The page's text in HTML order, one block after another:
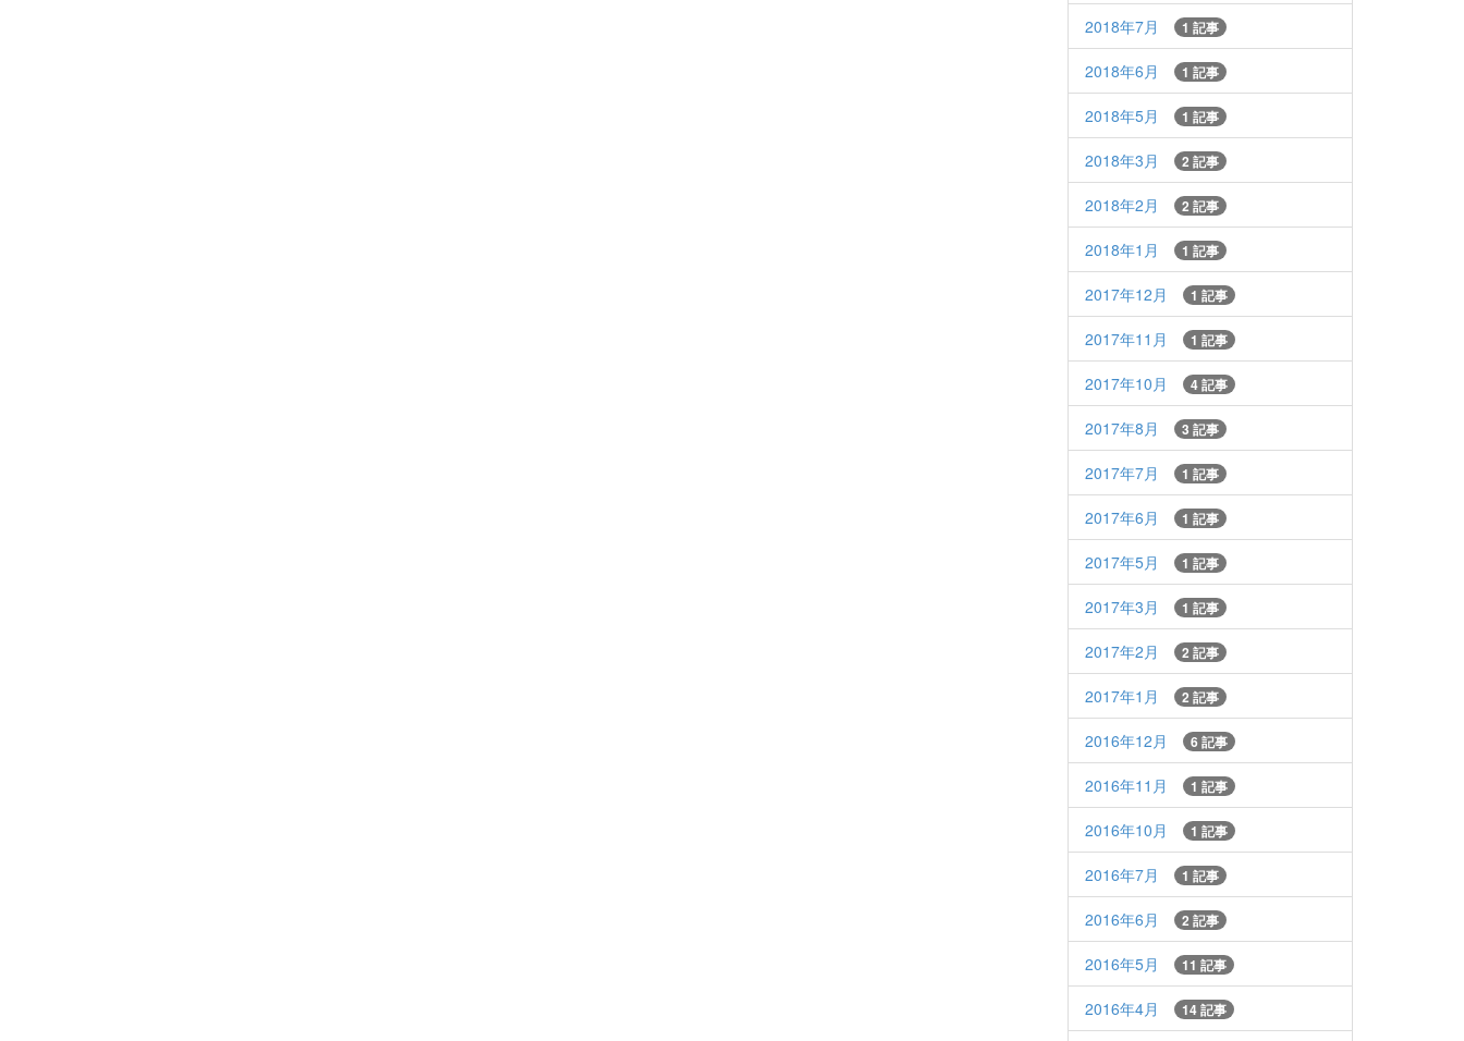
2018年7月 1 記事
2018年6月 1 記事
2018年5月 1 記事
2018年3月 2 記事
2018年2月 2 記事
2018年1月 1 記事
2017年12月 1 記事
2017年11月 1 記事
2017年10月 4 記事
2017年8月 3 記事
2017年7月 1 記事
2017年6月 1 記事
2017年5月 1 記事
2017年3月 1 記事
2017年2月 2 記事
2017年1月 2 記事
2016年12月 6 記事
2016年11月 1 記事
2016年10月 1 記事
2016年7月 1 記事
2016年6月 2 記事
2016年5月 11 記事
2016年4月 14 記事